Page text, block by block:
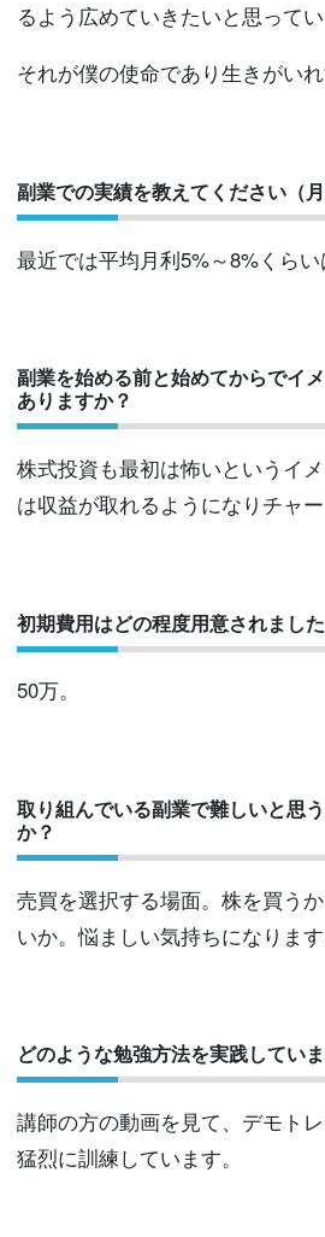
るよう広めていきたいと思ってい
それが僕の使命であり生きがいれ
副業での実績を教えてください（月
最近では平均月利5%～8%くらい
副業を始める前と始めてからでイ
ありますか？
株式投資も最初は怖いというイ
は収益が取れるようになりチャー
初期費用はどの程度用意されまし
50万。
取り組んでいる副業で難しいと思
か？
売買を選択する場面。株を買う
いか。悩ましい気持ちになります
どのような勉強方法を実践してい
講師の方の動画を見て、デモト
猛烈に訓練しています。